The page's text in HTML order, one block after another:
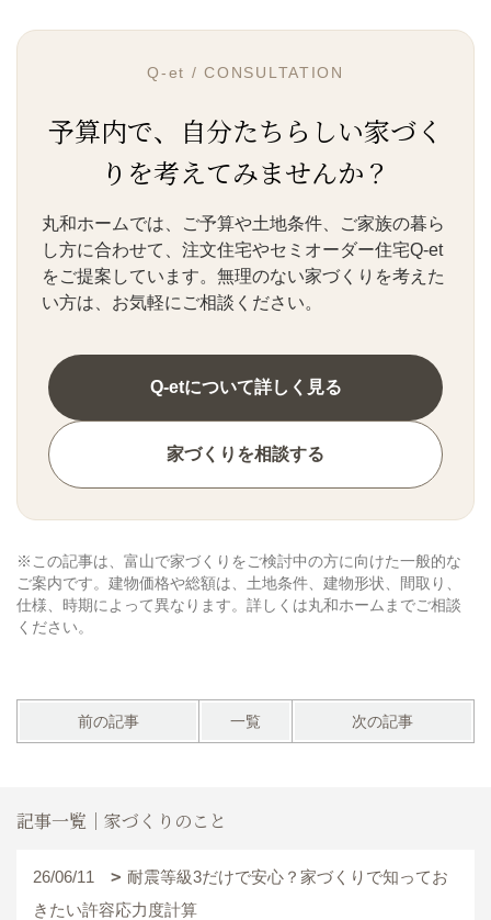
Q-et / CONSULTATION
予算内で、自分たちらしい家づく
りを考えてみませんか？
丸和ホームでは、ご予算や土地条件、ご家族の暮ら
し方に合わせて、注文住宅やセミオーダー住宅Q-et
をご提案しています。無理のない家づくりを考えた
い方は、お気軽にご相談ください。
Q-etについて詳しく見る
家づくりを相談する
※この記事は、富山で家づくりをご検討中の方に向けた一般的な
ご案内です。建物価格や総額は、土地条件、建物形状、間取り、
仕様、時期によって異なります。詳しくは丸和ホームまでご相談
ください。
前の記事 一覧 次の記事
記事一覧｜家づくりのこと
26/06/11
耐震等級3だけで安心？家づくりで知ってお
きたい許容応力度計算